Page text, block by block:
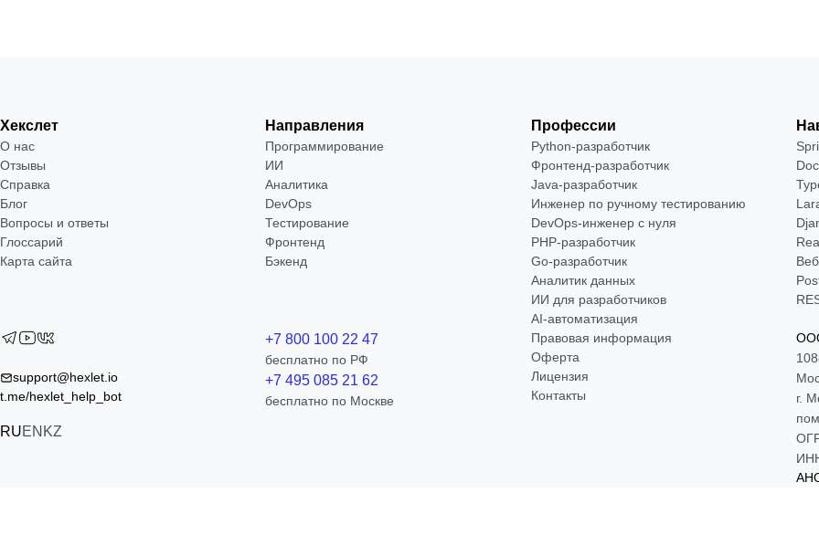
Хекслет
О нас
Отзывы
Справка
Блог
Вопросы и ответы
Глоссарий
Карта сайта
Направления
Программирование
ИИ
Аналитика
DevOps
Тестирование
Фронтенд
Бэкенд
Профессии
Python-разработчик
Фронтенд-разработчик
Java-разработчик
Инженер по ручному тестированию
DevOps-инженер с нуля
РНР-разработчик
Go-разработчик
Аналитик данных
ИИ для разработчиков
AI-автоматизация
support@hexlet.io
t.me/hexlet_help_bot
RUEN KZ
+7 800 100 22 47
бесплатно по РФ
+7 495 085 21 62
бесплатно по Москве
Правовая информация
Оферта
Лицензия
Контакты
г.